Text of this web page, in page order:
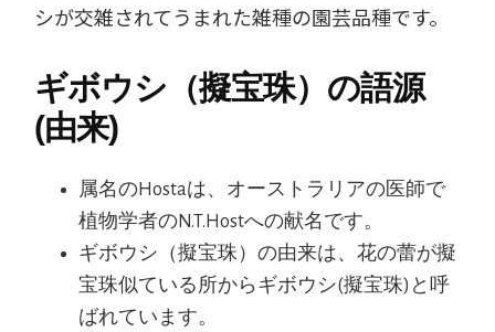
シが交雑されてうまれた雑種の園芸品種です。
ギボウシ（擬宝珠）の語源
(由来)
属名のHostaは、オーストラリアの医師で
植物学者のN.T.Hostへの献名です。
ギボウシ（擬宝珠）の由来は、花の蕾が擬
宝珠似ている所からギボウシ(擬宝珠)と呼
ばれています。